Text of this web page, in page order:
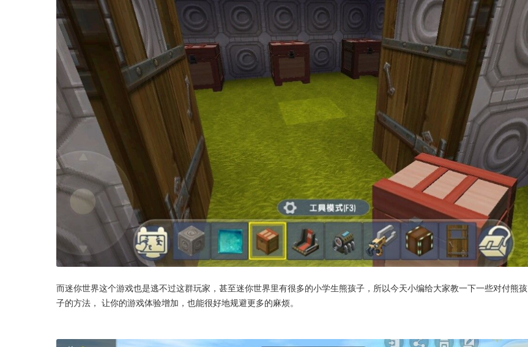
而迷你世界这个游戏也是逃不过这群玩家，甚至迷你世界里有很多的小学生熊孩子，所以今天小编给大家教一下一些对付熊孩
子的方法， 让你的游戏体验增加，也能很好地规避更多的麻烦。